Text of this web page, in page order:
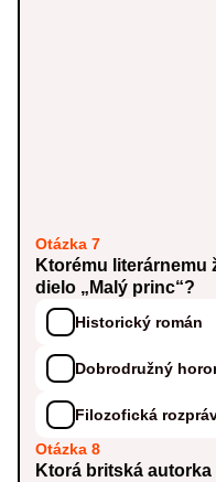
Otázka 7
Ktorému literárnemu
dielo „Malý princ“?
Historický román
Dobrodružný
Filozofická
Otázka 8
Ktorá britská